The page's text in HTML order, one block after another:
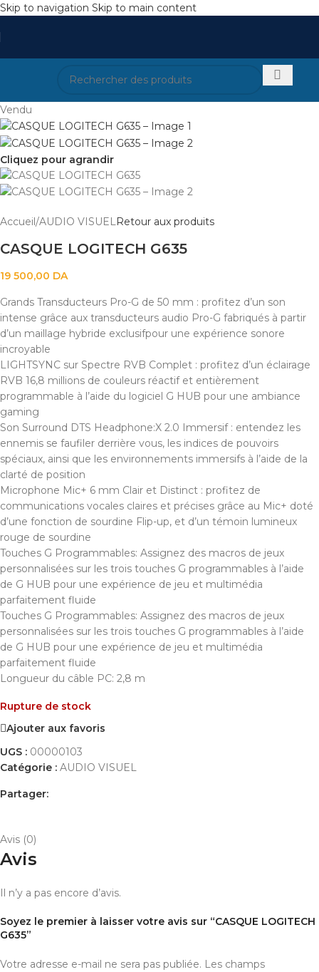
Skip to navigation Skip to main content
Vendu
Cliquez pour agrandir
Accueil /AUDIO VISUELRetour aux produits
CASQUE LOGITECH G635
19 500,00 DA
Grands Transducteurs Pro-G de 50 mm : profitez d’un son
intense grâce aux transducteurs audio Pro-G fabriqués à partir
d’un maillage hybride exclusifpour une expérience sonore
incroyable
LIGHTSYNC sur Spectre RVB Complet : profitez d’un éclairage
RVB 16,8 millions de couleurs réactif et entièrement
programmable à l’aide du logiciel G HUB pour une ambiance
gaming
Son Surround DTS Headphone:X 2.0 Immersif : entendez les
ennemis se faufiler derrière vous, les indices de pouvoirs
spéciaux, ainsi que les environnements immersifs à l’aide de la
clarté de position
Microphone Mic+ 6 mm Clair et Distinct : profitez de
communications vocales claires et précises grâce au Mic+ doté
d’une fonction de sourdine Flip-up, et d’un témoin lumineux
rouge de sourdine
Touches G Programmables: Assignez des macros de jeux
personnalisées sur les trois touches G programmables à l’aide
de G HUB pour une expérience de jeu et multimédia
parfaitement fluide
Touches G Programmables: Assignez des macros de jeux
personnalisées sur les trois touches G programmables à l’aide
de G HUB pour une expérience de jeu et multimédia
parfaitement fluide
Longueur du câble PC: 2,8 m
Rupture de stock
Ajouter aux favoris
UGS : 00000103
Catégorie : AUDIO VISUEL
Partager:
Avis (0)
Avis
Il n’y a pas encore d’avis.
Soyez le premier à laisser votre avis sur “CASQUE LOGITECH
G635”
Votre adresse e-mail ne sera pas publiée. Les champs